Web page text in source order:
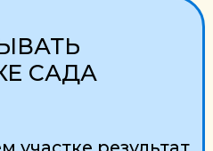
на
но и
актив.